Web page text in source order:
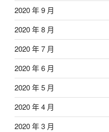
2020 年 9 月
2020 年 8 月
2020 年 7 月
2020 年 6 月
2020 年 5 月
2020 年 4 月
2020 年 3 月